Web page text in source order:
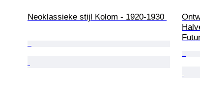
Neoklassieke stijl Kolom - 1920-1930